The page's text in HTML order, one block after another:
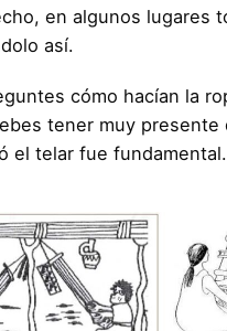
en algunos lugares
así.
cómo hacían la
tener muy presente
el telar fue fundamental.